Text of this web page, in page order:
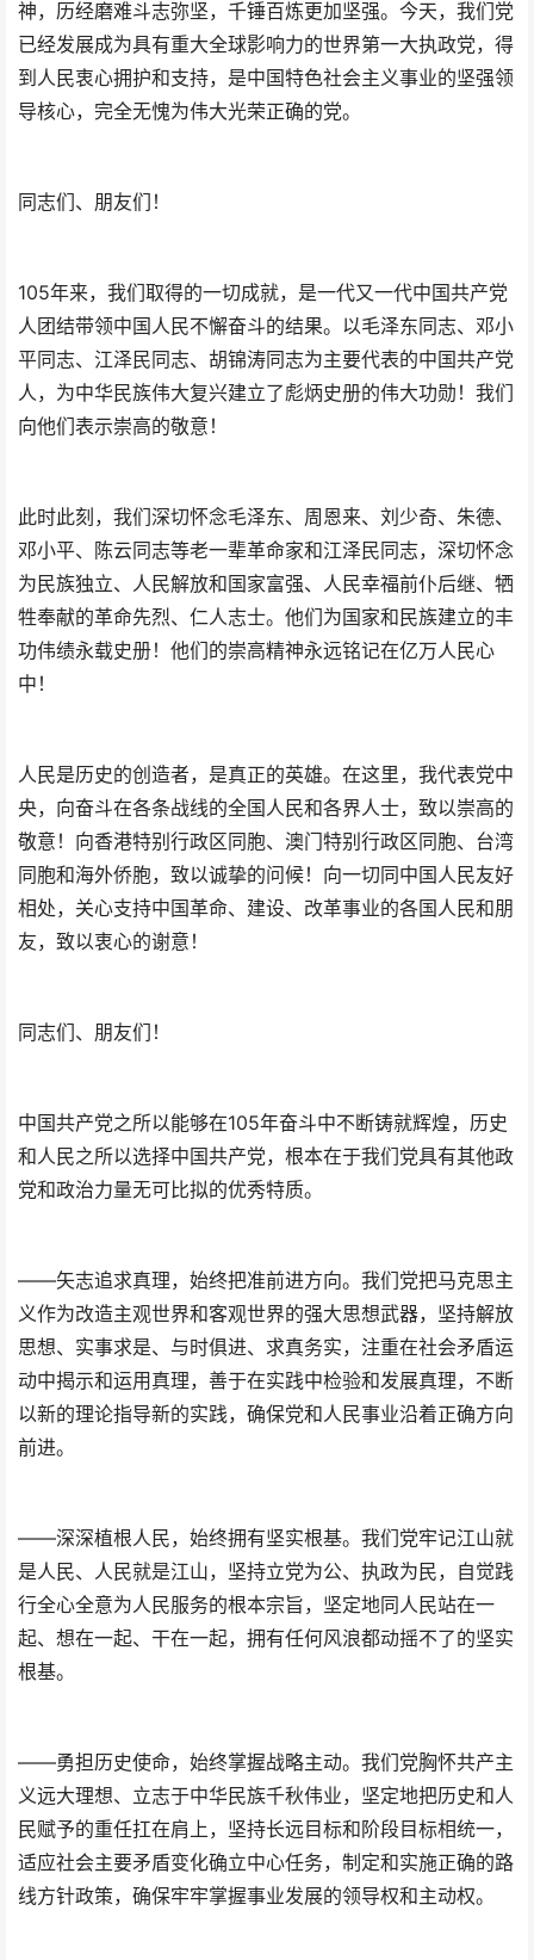
神，历经磨难斗志弥坚，千锤百炼更加坚强。今天，我们党
已经发展成为具有重大全球影响力的世界第一大执政党，得
到人民衷心拥护和支持，是中国特色社会主义事业的坚强领
导核心，完全无愧为伟大光荣正确的党。
同志们、朋友们！
105年来，我们取得的一切成就，是一代又一代中国共产党
人团结带领中国人民不懈奋斗的结果。以毛泽东同志、邓小
平同志、江泽民同志、胡锦涛同志为主要代表的中国共产党
人，为中华民族伟大复兴建立了彪炳史册的伟大功勋！我们
向他们表示崇高的敬意！
此时此刻，我们深切怀念毛泽东、周恩来、刘少奇、朱德、
邓小平、陈云同志等老一辈革命家和江泽民同志，深切怀念
为民族独立、人民解放和国家富强、人民幸福前仆后继、牺
牲奉献的革命先烈、仁人志士。他们为国家和民族建立的丰
功伟绩永载史册！他们的崇高精神永远铭记在亿万人民心
中！
人民是历史的创造者，是真正的英雄。在这里，我代表党中
央，向奋斗在各条战线的全国人民和各界人士，致以崇高的
敬意！向香港特别行政区同胞、澳门特别行政区同胞、台湾
同胞和海外侨胞，致以诚挚的问候！向一切同中国人民友好
相处，关心支持中国革命、建设、改革事业的各国人民和朋
友，致以衷心的谢意！
同志们、朋友们！
中国共产党之所以能够在105年奋斗中不断铸就辉煌，历史
和人民之所以选择中国共产党，根本在于我们党具有其他政
党和政治力量无可比拟的优秀特质。
——矢志追求真理，始终把准前进方向。我们党把马克思主
义作为改造主观世界和客观世界的强大思想武器，坚持解放
思想、实事求是、与时俱进、求真务实，注重在社会矛盾运
动中揭示和运用真理，善于在实践中检验和发展真理，不断
以新的理论指导新的实践，确保党和人民事业沿着正确方向
前进。
——深深植根人民，始终拥有坚实根基。我们党牢记江山就
是人民、人民就是江山，坚持立党为公、执政为民，自觉践
行全心全意为人民服务的根本宗旨，坚定地同人民站在一
起、想在一起、干在一起，拥有任何风浪都动摇不了的坚实
根基。
——勇担历史使命，始终掌握战略主动。我们党胸怀共产主
义远大理想、立志于中华民族千秋伟业，坚定地把历史和人
民赋予的重任扛在肩上，坚持长远目标和阶段目标相统一，
适应社会主要矛盾变化确立中心任务，制定和实施正确的路
线方针政策，确保牢牢掌握事业发展的领导权和主动权。